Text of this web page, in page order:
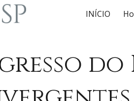
INÍCIO